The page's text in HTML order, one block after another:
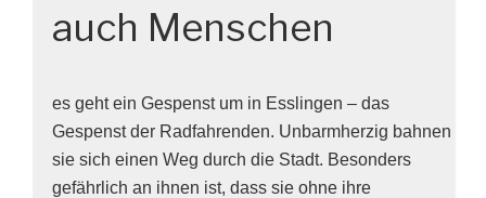
auch Menschen
es geht ein Gespenst um in Esslingen – das
Gespenst der Radfahrenden. Unbarmherzig bahnen
sie sich einen Weg durch die Stadt. Besonders
gefährlich an ihnen ist, dass sie ohne ihre